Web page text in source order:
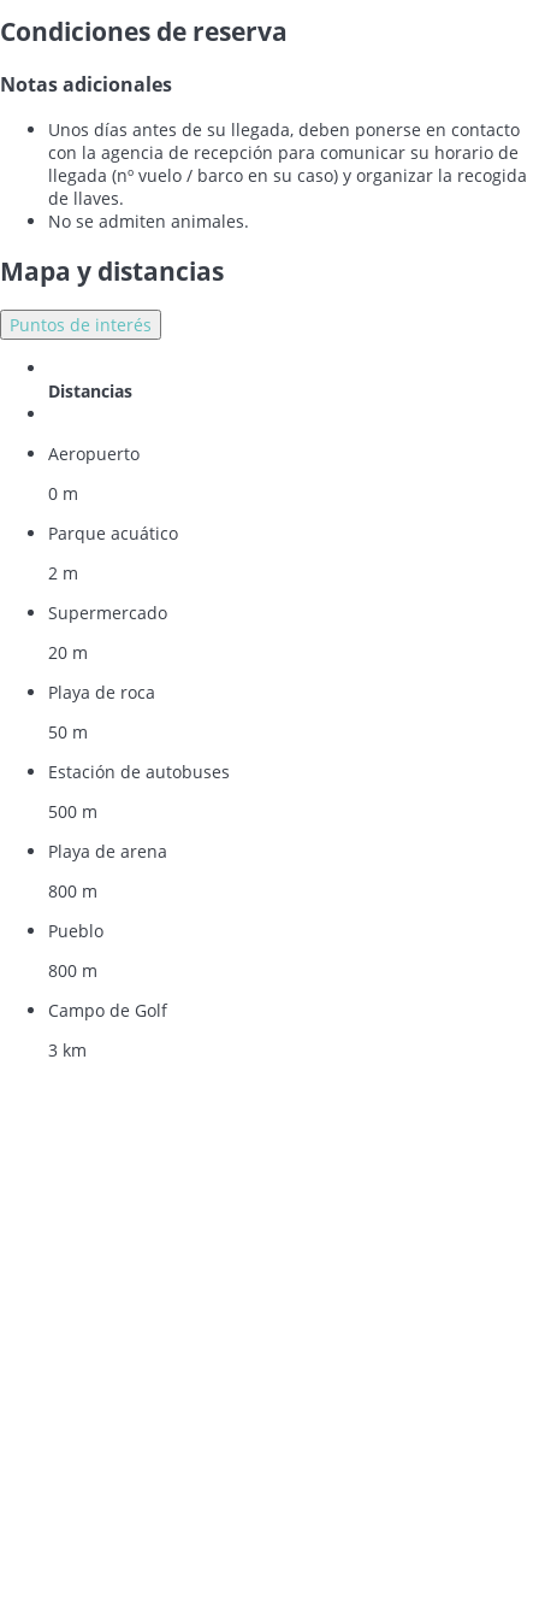
Condiciones de reserva
Notas adicionales
Unos días antes de su llegada, deben ponerse en contacto
con la agencia de recepción para comunicar su horario de
llegada (nº vuelo / barco en su caso) y organizar la recogida
de llaves.
No se admiten animales.
Mapa y distancias
Puntos de interés
Distancias
Aeropuerto
0 m
Parque acuático
2 m
Supermercado
20 m
Playa de roca
50 m
Estación de autobuses
500 m
Playa de arena
800 m
Pueblo
800 m
Campo de Golf
3 km